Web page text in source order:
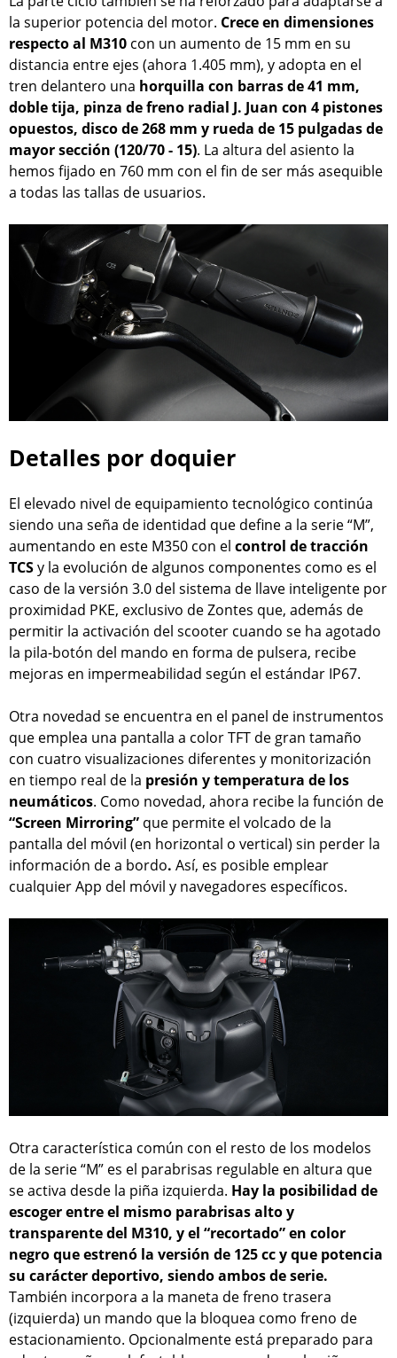
la superior potencia del motor. Crece en dimensiones
respecto al M310 con un aumento de 15 mm en su
distancia entre ejes (ahora 1.405 mm), y adopta en el
tren delantero una horquilla con barras de 41 mm,
doble tija, pinza de freno radial J. Juan con 4 pistones
opuestos, disco de 268 mm y rueda de 15 pulgadas de
mayor sección (120/70 - 15). La altura del asiento la
hemos fijado en 760 mm con el fin de ser más asequible
a todas las tallas de usuarios.
Detalles por doquier
El elevado nivel de equipamiento tecnológico continúa
siendo una seña de identidad que define a la serie “M”,
aumentando en este M350 con el control de tracción
TCSy la evolución de algunos componentes como es el
caso de la versión 3.0 del sistema de llave inteligente por
proximidad PKE, exclusivo de Zontes que, además de
permitir la activación del scooter cuando se ha agotado
la pila-botón del mando en forma de pulsera, recibe
mejoras en impermeabilidad según el estándar IP67.
Otra novedad se encuentra en el panel de instrumentos
que emplea una pantalla a color TFT de gran tamaño
con cuatro visualizaciones diferentes y monitorización
en tiempo real de la presión y temperatura de los
neumáticos. Como novedad, ahora recibe la función de
“Screen Mirroring” que permite el volcado de la
pantalla del móvil (en horizontal o vertical) sin perder la
información de a bordo. Así, es posible emplear
cualquier App del móvil y navegadores específicos.
Otra característica común con el resto de los modelos
de la serie “M” es el parabrisas regulable en altura que
se activa desde la piña izquierda. Hay la posibilidad de
escoger entre el mismo parabrisas alto y
transparente del M310, y el “recortado” en color
negro que estrenó la versión de 125 cc y que potencia
su carácter deportivo, siendo ambos de serie.
También incorpora a la maneta de freno trasera
(izquierda) un mando que la bloquea como freno de
estacionamiento. Opcionalmente está preparado para